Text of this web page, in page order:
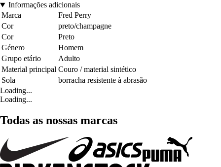
Informações adicionais
Marca
Fred Perry
Cor
preto/champagne
Cor
Preto
Género
Homem
Grupo etário
Adulto
Material principal Couro / material sintético
Sola
borracha resistente à abrasão
Loading...
Loading...
Todas as nossas marcas